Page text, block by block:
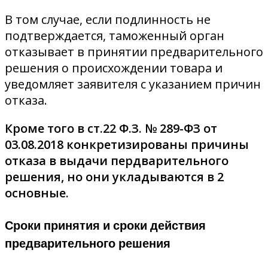
В том случае, если подлинность не
подтверждается, таможенный орган
отказывает в принятии предварительного
решения о происхождении товара и
уведомляет заявителя с указанием причин
отказа.
Кроме того в ст.22 Ф.З. № 289-ФЗ от
03.08.2018 конкретизированы причины
отказа в выдачи пердварительного
решения, но они укладываются в 2
основные.
Сроки принятия и сроки действия
предварительного решения